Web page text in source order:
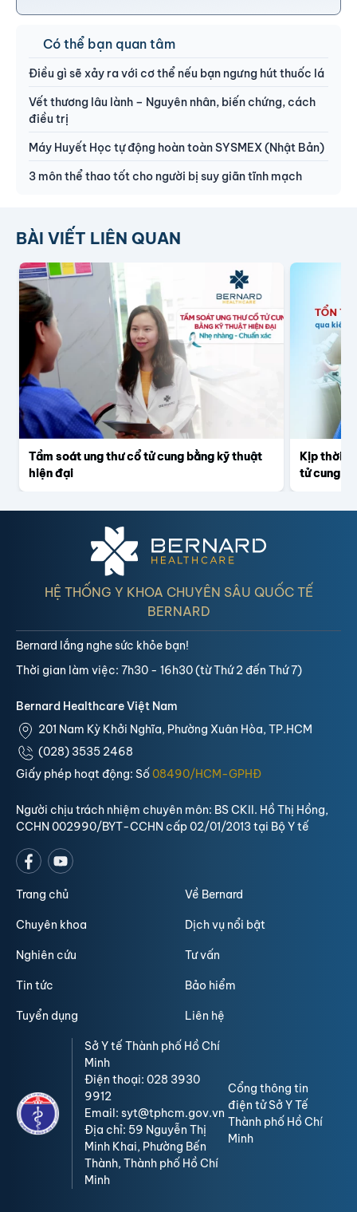
Có thể bạn quan tâm
Điều gì sẽ xảy ra với cơ thể nếu bạn ngưng hút thuốc lá
Vết thương lâu lành – Nguyên nhân, biến chứng, cách
điều trị
Máy Huyết Học tự động hoàn toàn SYSMEX (Nhật Bản)
3 môn thể thao tốt cho người bị suy giãn tĩnh mạch
BÀI VIẾT LIÊN QUAN
Tầm soát ung thư cổ tử cung bằng kỹ thuật
hiện đại
Kịp thời
tử cung
HỆ THỐNG Y KHOA CHUYÊN SÂU QUỐC TẾ
BERNARD
Bernard Healthcare Việt Nam
201 Nam Kỳ Khởi Nghĩa, Phường Xuân Hòa, TP.HCM
(028) 3535 2468
Giấy phép hoạt động: Số08490/HCM-GPHĐ
Người chịu trách nhiệm chuyên môn: BS CKII. Hồ Thị Hồng,
CCHN 002990/BYT-CCHN cấp 02/01/2013 tại Bộ Y tế
Bernard lắng nghe sức khỏe bạn!
Thời gian làm việc: 7h30 - 16h30 (từ Thứ 2 đến Thứ 7)
Trang chủ Về Bernard
Chuyên khoa Dịch vụ nổi bật
Nghiên cứu Tư vấn
Tin tức Bảo hiểm
Tuyển dụng Liên hệ
Sở Y tế Thành phố Hồ Chí
Minh
Điện thoại: 028 3930
9912
Email: syt@tphcm.gov.vn
Địa chỉ: 59 Nguyễn Thị
Minh Khai, Phường Bến
Thành, Thành phố Hồ Chí
Minh
Cổng thông tin
điện tử Sở Y Tế
Thành phố Hồ Chí
Minh